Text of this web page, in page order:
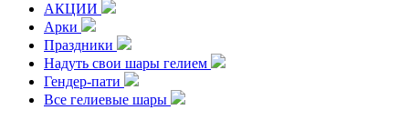
АКЦИИ
Арки
Праздники
Надуть свои шары гелием
Гендер-пати
Все гелиевые шары